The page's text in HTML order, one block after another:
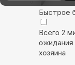
Быстрое
Всего 2
ожидания
хозяина